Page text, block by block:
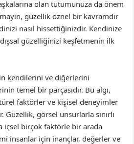
olan tutumunuza da önem
güzellik öznel bir kavramdır
nasıl hissettiğinizdir. Kendinize
güzelliğinizi keşfetmenin ilk
kendilerini ve diğerlerini
temel bir parçasıdır. Bu algı,
faktörler ve kişisel deneyimler
Güzellik, görsel unsurlarla sınırlı
içsel birçok faktörle bir arada
insanlar için inançlar, değerler ve